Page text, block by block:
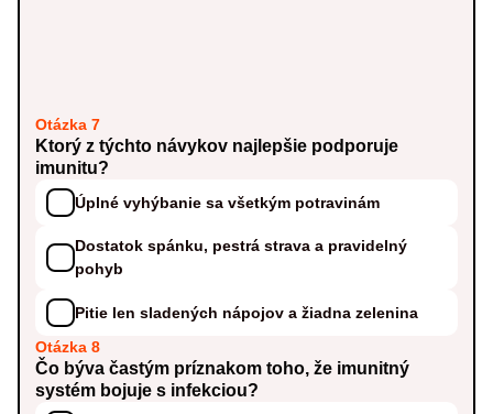
Otázka 7
Ktorý z týchto návykov najlepšie podporuje
imunitu?
Úplné vyhýbanie sa všetkým potravinám
Dostatok spánku, pestrá strava a pravidelný
pohyb
Pitie len sladených nápojov a žiadna zelenina
Otázka 8
Čo býva častým príznakom toho, že imunitný
systém bojuje s infekciou?